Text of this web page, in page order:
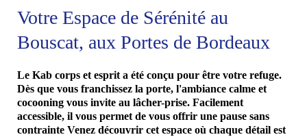
Votre Espace de Sérénité au
Bouscat, aux Portes de Bordeaux
Le Kab corps et esprit a été conçu pour être votre refuge.
Dès que vous franchissez la porte, l'ambiance calme et
cocooning vous invite au lâcher-prise. Facilement
accessible, il vous permet de vous offrir une pause sans
contrainte Venez découvrir cet espace où chaque détail est